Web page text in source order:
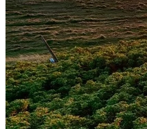
Atlético-MG